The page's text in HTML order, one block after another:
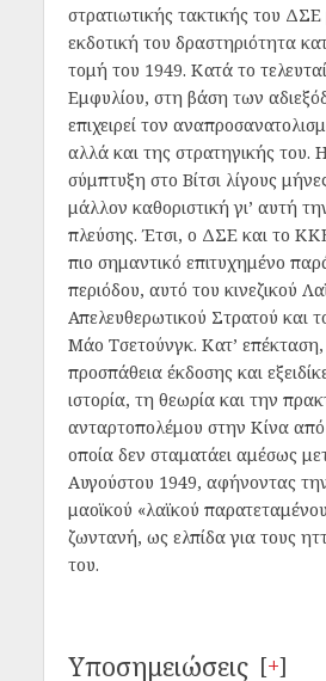
στρατιωτικής τακτικής του
εκδοτική του δραστηριότητα
τομή του 1949. Κατά το
Εμφυλίου, στη βάση των
επιχειρεί τον
αλλά και της στρατηγικής του.
σύμπτυξη στο Βίτσι λίγους
μάλλον καθοριστική γι’ αυτή
πλεύσης. Έτσι, ο ΔΣΕ και το
πιο σημαντικό επιτυχημένο
περιόδου, αυτό του κινεζικού
Απελευθερωτικού Στρατού και
Μάο Τσετούνγκ. Κατ’ επέκταση,
προσπάθεια έκδοσης και
ιστορία, τη θεωρία και την
ανταρτοπολέμου στην Κίνα
οποία δεν σταματάει αμέσως
Αυγούστου 1949, αφήνοντας
μαοϊκού «λαϊκού
ζωντανή, ως ελπίδα για τους
του.
Υποσημειώσεις [+]